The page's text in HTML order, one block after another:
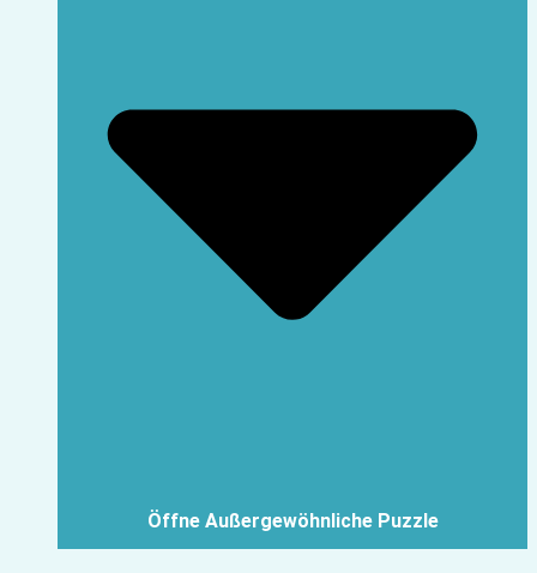
Öffne Außergewöhnliche Puzzle